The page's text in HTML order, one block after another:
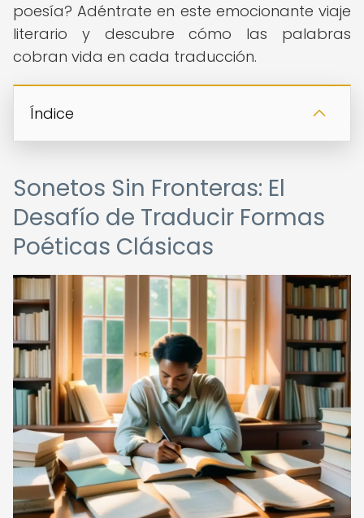
poesía? Adéntrate en este emocionante viaje
literario y descubre cómo las palabras
cobran vida en cada traducción.
Índice
Sonetos Sin Fronteras: El
Desafío de Traducir Formas
Poéticas Clásicas